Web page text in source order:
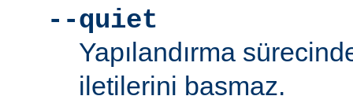
--quiet
Yapılandırma
iletilerini basmaz.